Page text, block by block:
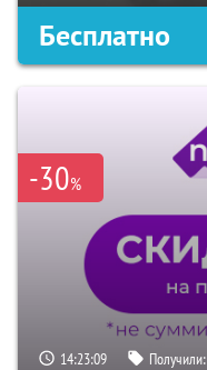
Бесплатно
-30%
14:23:07 Получили: